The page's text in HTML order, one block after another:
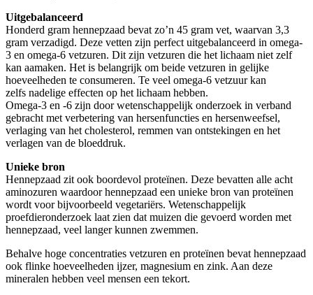
Uitgebalanceerd
Honderd gram hennepzaad bevat zo’n 45 gram vet, waarvan 3,3
gram verzadigd. Deze vetten zijn perfect uitgebalanceerd in omega-
3 en omega-6 vetzuren. Dit zijn vetzuren die het lichaam niet zelf
kan aamaken. Het is belangrijk om beide vetzuren in gelijke
hoeveelheden te consumeren. Te veel omega-6 vetzuur kan
zelfs nadelige effecten op het lichaam hebben.
Omega-3 en -6 zijn door wetenschappelijk onderzoek in verband
gebracht met verbetering van hersenfuncties en hersenweefsel,
verlaging van het cholesterol, remmen van ontstekingen en het
verlagen van de bloeddruk.
Unieke bron
Hennepzaad zit ook boordevol proteïnen. Deze bevatten alle acht
aminozuren waardoor hennepzaad een unieke bron van proteïnen
wordt voor bijvoorbeeld vegetariërs. Wetenschappelijk
proefdieronderzoek laat zien dat muizen die gevoerd worden met
hennepzaad, veel langer kunnen zwemmen.
Behalve hoge concentraties vetzuren en proteïnen bevat hennepzaad
ook flinke hoeveelheden ijzer, magnesium en zink. Aan deze
mineralen hebben veel mensen een tekort.